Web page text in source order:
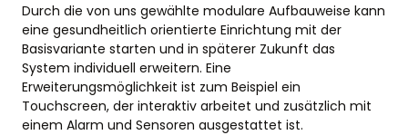
Durch die von uns gewählte modulare Aufbauweise kann
eine gesundheitlich orientierte Einrichtung mit der
Basisvariante starten und in späterer Zukunft das
System individuell erweitern. Eine
Erweiterungsmöglichkeit ist zum Beispiel ein
Touchscreen, der interaktiv arbeitet und zusätzlich mit
einem Alarm und Sensoren ausgestattet ist.